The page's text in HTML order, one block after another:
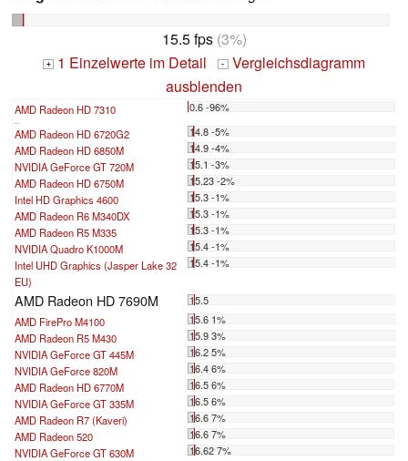
15.5 fps(3%)
+ 1 Einzelwerte im Detail - Vergleichsdiagramm
ausblenden
AMD Radeon HD 7310 0.6 -96%
AMD Radeon HD 6720G2
14.8 -5%
AMD Radeon HD 6850M
14.9 -4%
NVIDIA GeForce GT 720M
15.1 -3%
AMD Radeon HD 6750M
15.23 -2%
Intel HD Graphics 4600
15.3 -1%
AMD Radeon R6 M340DX
15.3 -1%
AMD Radeon R5 M335
15.3 -1%
NVIDIA Quadro K1000M
15.4 -1%
Intel UHD Graphics (Jasper Lake 32
EU)
15.4 -1%
AMD Radeon HD 7690M
15.5
AMD FirePro M4100
15.6 1%
AMD Radeon R5 M430
15.9 3%
NVIDIA GeForce GT 445M
16.2 5%
NVIDIA GeForce 820M
16.4 6%
AMD Radeon HD 6770M
16.5 6%
NVIDIA GeForce GT 335M
16.5 6%
AMD Radeon R7 (Kaveri)
16.6 7%
AMD Radeon 520
16.6 7%
NVIDIA GeForce GT 630M
16.62 7%